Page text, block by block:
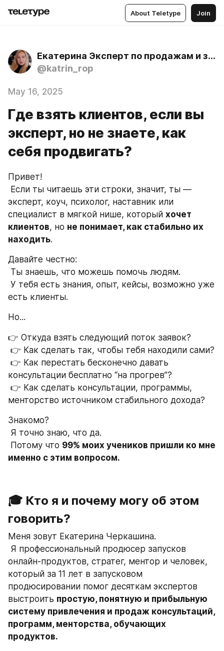
About Teletype Join
Екатерина Эксперт по продажам и запускам
@katrin_rop
May 16, 2025
Где взять клиентов, если вы
эксперт, но не знаете, как
себя продвигать?
Привет!
эксперт, коуч, психолог, наставник или
специалист в мягкой нише, который хочет
клиентов, но не понимает, как стабильно их
находить.
Давайте честно:
Ты знаешь, что можешь помочь людям.
есть клиенты.
Но...
👉 Откуда взять следующий поток заявок?
👉 Как сделать так, чтобы тебя находили сами?
консультации бесплатно “на прогрев”?
менторство источником стабильного дохода?
Знакомо?
Я точно знаю, что да.
Потому что 99% моих учеников пришли ко мне
именно с этим вопросом.
🎓 Кто я и почему могу об этом
говорить?
Меня зовут Екатерина Черкашина.
онлайн-продуктов, стратег, ментор и человек,
который за 11 лет в запусковом
продюсировании помог десяткам экспертов
выстроить простую, понятную и прибыльную
систему привлечения и продаж консультаций,
программ, менторства, обучающих
продуктов.